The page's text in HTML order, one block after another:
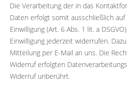
Die Verarbeitung der in das
Daten erfolgt somit ausschließlich
Einwilligung (Art. 6 Abs. 1 lit. a
Einwilligung jederzeit widerrufen.
Mitteilung per E-Mail an uns. Die
Widerruf erfolgten
Widerruf unberührt.